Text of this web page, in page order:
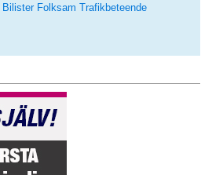
Bilister Folksam Trafikbeteende